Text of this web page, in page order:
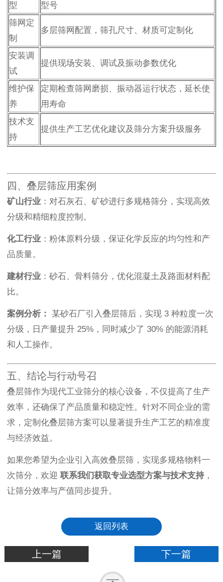
型
型号
筛网定
制
多层筛网配置，筛孔尺寸、材质可定制化
安装调
试
提供现场安装、调试及振动参数优化
维护保
养
定期检查筛网磨损、振动器运行状态，延长使
用寿命
技术支
持
提供生产工艺优化建议及筛分方案升级服务
四、叠层筛应用案例
矿山行业 ：对石灰石、矿砂进行多规格筛分，实现高效
分级和精细粒度控制。
化工行业 ：粉体原料分级，保证化学反应的均匀性和产
品质量。
建材行业 ：砂石、骨料筛分，优化混凝土及路面材料配
比。
案例分析：
某砂石厂引入叠层筛后，实现 3 种粒度一次
分级，日产量提升 25%，同时减少了 30% 的能源消耗
和人工操作。
五、结论与行动号召
叠层筛作为现代工业筛分的核心设备，不仅提高了生产
效率，还确保了产品质量和稳定性。针对不同企业的需
求，定制化叠层筛方案可以显著提升生产工艺的精准度
与经济效益。
如果您希望为企业引入高效叠层筛，实现多规格物料一
次筛分，欢迎 联系我们获取专业选型方案与技术支持 ，
让筛分效率与产值同步提升。
返回列表
上一篇 下一篇